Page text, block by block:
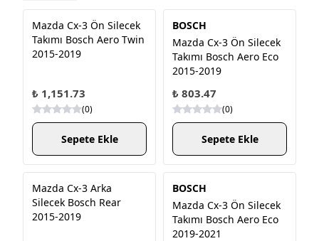
Mazda Cx-3 Ön Silecek
Takımı Bosch Aero Twin
2015-2019
₺ 1,151.73
(0)
Sepete Ekle
BOSCH
Mazda Cx-3 Ön Silecek
Takımı Bosch Aero Eco
2015-2019
₺ 803.47
(0)
Sepete Ekle
Mazda Cx-3 Arka
Silecek Bosch Rear
2015-2019
BOSCH
Mazda Cx-3 Ön Silecek
Takımı Bosch Aero Eco
2019-2021